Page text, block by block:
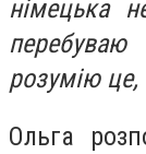
німецька
розумію це,
Ольга